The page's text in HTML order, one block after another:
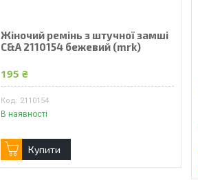
Жіночий ремінь з штучної замші
C&A 2110154 бежевий (mrk)
195 ₴
2110154
В наявності
Купити